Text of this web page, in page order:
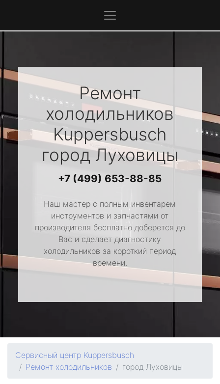
Ремонт
холодильников
Kuppersbusch
город Луховицы
+7 (499) 653-88-85
Наш мастер с полным инвентарем
инструментов и запчастями от
производителя бесплатно доберется до
Вас и сделает диагностику
холодильников за короткий период
времени.
Сервисный центр Kuppersbusch
Ремонт холодильников
город Луховицы